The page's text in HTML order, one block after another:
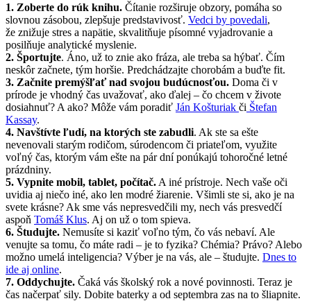
1. Zoberte do rúk knihu. Čítanie rozširuje obzory, pomáha so
slovnou zásobou, zlepšuje predstavivosť. Vedci by povedali,
že znižuje stres a napätie, skvalitňuje písomné vyjadrovanie a
posilňuje analytické myslenie.
2. Športujte. Áno, už to znie ako fráza, ale treba sa hýbať. Čím
neskôr začnete, tým horšie. Predchádzajte chorobám a buďte fit.
3. Začnite premýšľať nad svojou budúcnosťou. Doma či v
prírode je vhodný čas uvažovať, ako ďalej – čo chcem v živote
dosiahnuť? A ako? Môže vám poradiť Ján Košturiak či Štefan
Kassay.
4. Navštívte ľudí, na ktorých ste zabudli. Ak ste sa ešte
nevenovali starým rodičom, súrodencom či priateľom, využite
voľný čas, ktorým vám ešte na pár dní ponúkajú tohoročné letné
prázdniny.
5. Vypnite mobil, tablet, počítač. A iné prístroje. Nech vaše oči
uvidia aj niečo iné, ako len modré žiarenie. Všimli ste si, ako je na
svete krásne? Ak sme vás nepresvedčili my, nech vás presvedčí
aspoň Tomáš Klus. Aj on už o tom spieva.
6. Študujte. Nemusíte si kaziť voľno tým, čo vás nebaví. Ale
venujte sa tomu, čo máte radi – je to fyzika? Chémia? Právo? Alebo
možno umelá inteligencia? Výber je na vás, ale – študujte. Dnes to
ide aj online.
7. Oddychujte. Čaká vás školský rok a nové povinnosti. Teraz je
čas načerpať sily. Dobite baterky a od septembra zas na to šliapnite.